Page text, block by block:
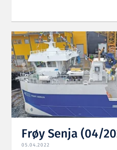
Frøy Senja (04/
05.04.2022